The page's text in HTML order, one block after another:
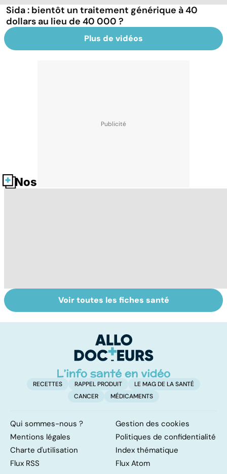
Sida : bientôt un traitement générique à 40
dollars au lieu de 40 000 ?
Plus de vidéos
Nos fiches santé
Tout savoir sur le
cerveau
Staphylocoque
doré : une
surveillance
Voir toutes les fiches santé
RECETTES RAPPEL PRODUIT
LE MAG DE LA SANTÉ
CANCER
MÉDICAMENTS
Qui sommes-nous ?
Gestion des cookies
Mentions légales
Politiques de confidentialité
Charte d'utilisation
Index thématique
Flux RSS
Flux Atom